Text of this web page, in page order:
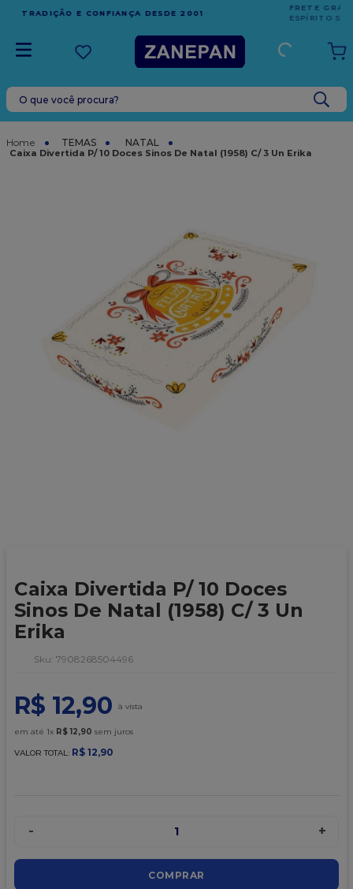
FRETE GRÁTIS
EM COMPRAS ACIMA DE R$1.000,00 PARA O
ESPÍRITO SANTO
O que você procura?
TEMAS NATAL
Caixa Divertida P/ 10 Doces Sinos De Natal (1958) C/ 3 Un Erika
Caixa Divertida P/ 10 Doces
Sinos De Natal (1958) C/ 3 Un
Erika
: 7908268504496
R$ 12,90
em até 1x R$ 12,90 sem juros
VALOR TOTAL: R$ 12,90
- 1 +
COMPRAR
TERMOS MAIS BUSCADOS
leite condensado
granulado
bala
caixa kraft
chocolate